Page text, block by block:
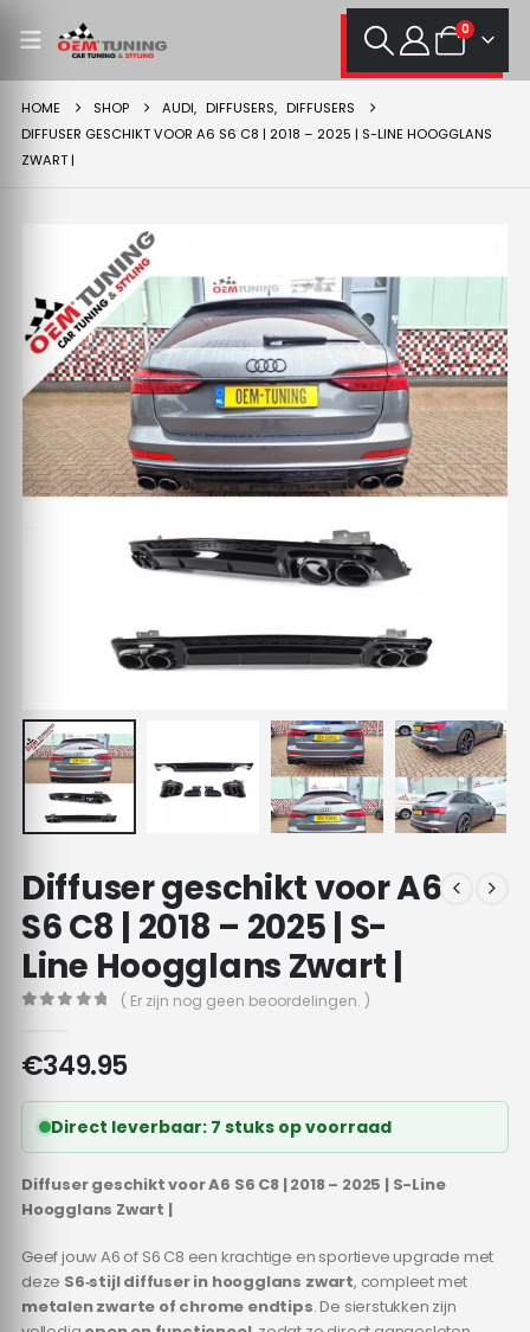
0
HOME SHOP AUDI, DIFFUSERS, DIFFUSERS
DIFFUSER GESCHIKT VOOR A6 S6 C8 | 2018 – 2025 | S-LINE HOOGGLANS
ZWART |
Diffuser geschikt voor A6
S6 C8 | 2018 – 2025 | S-
Line Hoogglans Zwart |
( Er zijn nog geen beoordelingen. )
€349.95
Direct leverbaar: 7 stuks op voorraad
Diffuser geschikt voor A6 S6 C8 | 2018 – 2025 | S-Line
Hoogglans Zwart |
Geef jouw A6 of S6 C8 een krachtige en sportieve upgrade met
deze S6‑stijl diffuser in hoogglans zwart, compleet met
metalen zwarte of chrome endtips. De sierstukken zijn